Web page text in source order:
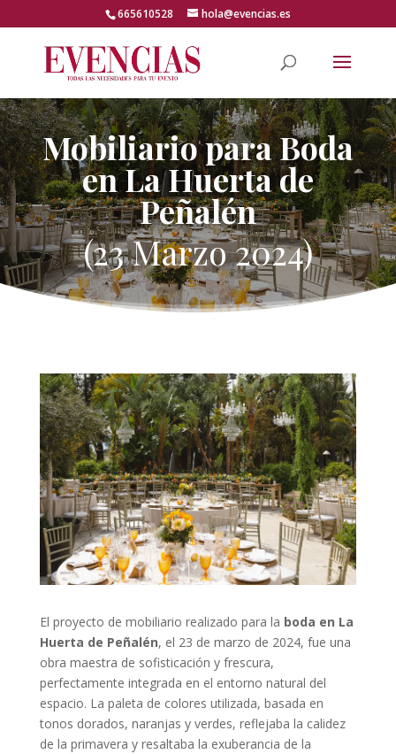
665610528 hola@evencias.es
Mobiliario para Boda
en La Huerta de
Peñalén
(23 Marzo 2024)
El proyecto de mobiliario realizado para la boda en La
Huerta de Peñalén, el 23 de marzo de 2024, fue una
obra maestra de sofisticación y frescura,
perfectamente integrada en el entorno natural del
espacio. La paleta de colores utilizada, basada en
tonos dorados, naranjas y verdes, reflejaba la calidez
de la primavera y resaltaba la exuberancia de la
Abrir barra de herramientas